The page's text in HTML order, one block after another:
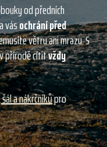
od předních
vásochrání před
větru ani mrazu. S
přírodě cítitvždy
a nákrčníkůpro